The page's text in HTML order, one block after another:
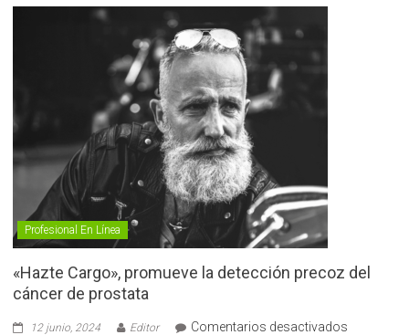
Profesional En Línea
«Hazte Cargo», promueve la detección precoz del
cáncer de prostata
12 junio, 2024 Editor Comentarios desactivados